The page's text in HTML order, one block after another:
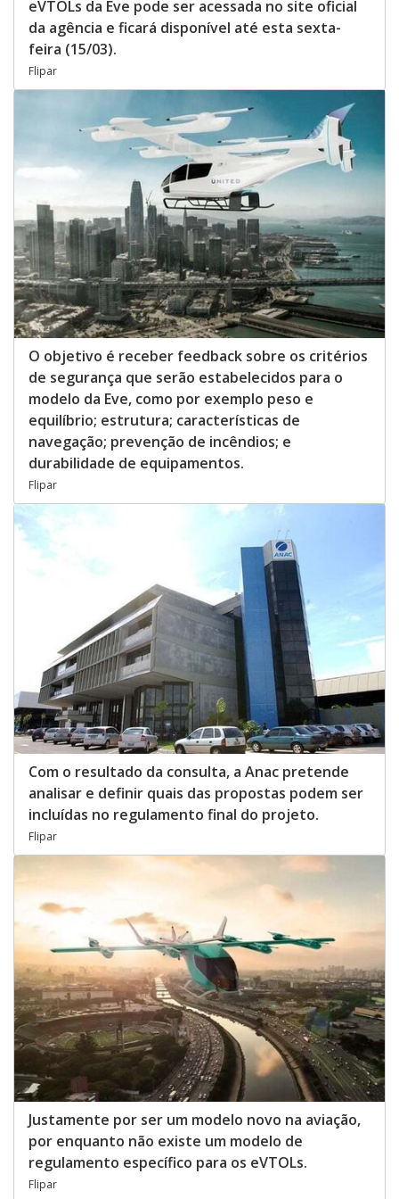
eVTOLs da Eve pode ser acessada no site oficial
da agência e ficará disponível até esta sexta-
feira (15/03).
Flipar
O objetivo é receber feedback sobre os critérios
de segurança que serão estabelecidos para o
modelo da Eve, como por exemplo peso e
equilíbrio; estrutura; características de
navegação; prevenção de incêndios; e
durabilidade de equipamentos.
Flipar
Com o resultado da consulta, a Anac pretende
analisar e definir quais das propostas podem ser
incluídas no regulamento final do projeto.
Flipar
Justamente por ser um modelo novo na aviação,
por enquanto não existe um modelo de
regulamento específico para os eVTOLs.
Flipar